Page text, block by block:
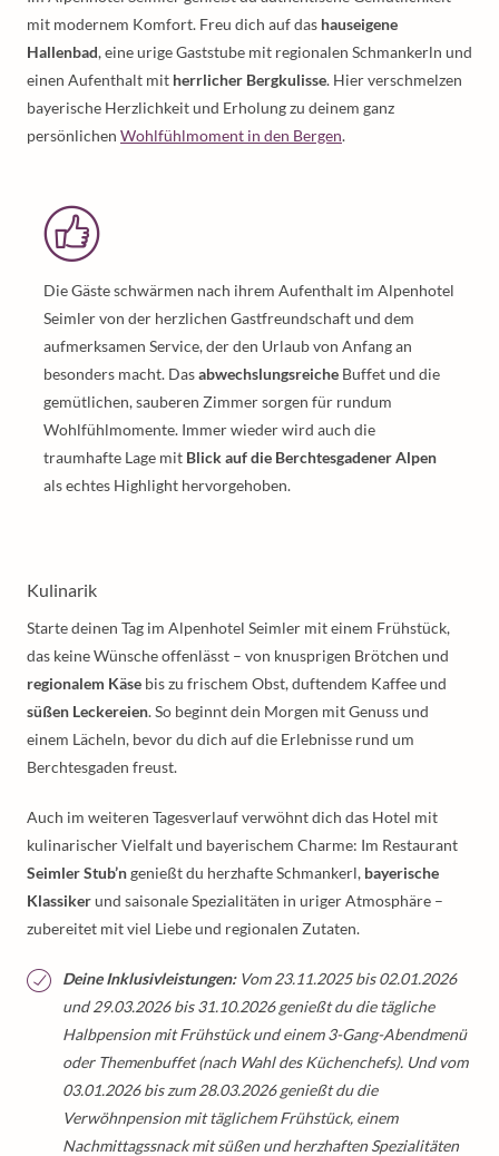
mit modernem Komfort. Freu dich auf das hauseigene
Hallenbad, eine urige Gaststube mit regionalen Schmankerln und
einen Aufenthalt mit herrlicher Bergkulisse. Hier verschmelzen
bayerische Herzlichkeit und Erholung zu deinem ganz
persönlichen Wohlfühlmoment in den Bergen.
Die Gäste schwärmen nach ihrem Aufenthalt im Alpenhotel
Seimler von der herzlichen Gastfreundschaft und dem
aufmerksamen Service, der den Urlaub von Anfang an
besonders macht. Dasabwechslungsreiche Buffet und die
gemütlichen, sauberen Zimmer sorgen für rundum
Wohlfühlmomente. Immer wieder wird auch die
traumhafte Lage mit Blick auf die Berchtesgadener Alpen
als echtes Highlight hervorgehoben.
Kulinarik
Starte deinen Tag im Alpenhotel Seimler mit einem Frühstück,
das keine Wünsche offenlässt – von knusprigen Brötchen und
regionalem Käse bis zu frischem Obst, duftendem Kaffee und
süßen Leckereien. So beginnt dein Morgen mit Genuss und
einem Lächeln, bevor du dich auf die Erlebnisse rund um
Berchtesgaden freust.
Auch im weiteren Tagesverlauf verwöhnt dich das Hotel mit
kulinarischer Vielfalt und bayerischem Charme: Im Restaurant
Seimler Stub’ngenießt du herzhafte Schmankerl, bayerische
Klassikerund saisonale Spezialitäten in uriger Atmosphäre –
zubereitet mit viel Liebe und regionalen Zutaten.
Deine Inklusivleistungen:Vom 23.11.2025 bis 02.01.2026
und 29.03.2026 bis 31.10.2026 genießt du die tägliche
Halbpension mit Frühstück und einem 3-Gang-Abendmenü
oder Themenbuffet (nach Wahl des Küchenchefs). Und vom
03.01.2026 bis zum 28.03.2026 genießt du die
Verwöhnpension mit täglichem Frühstück, einem
Nachmittagssnack mit süßen und herzhaften Spezialitäten